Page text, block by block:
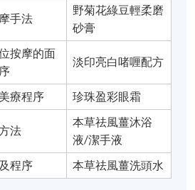
手法
野菊花綠豆輕柔磨
砂膏
按摩的面
淡印亮白啫喱配方
療程序 珍珠盈彩眼霜
法
本草祛風薑沐浴
液/潔手液
程序 本草祛風薑洗頭水